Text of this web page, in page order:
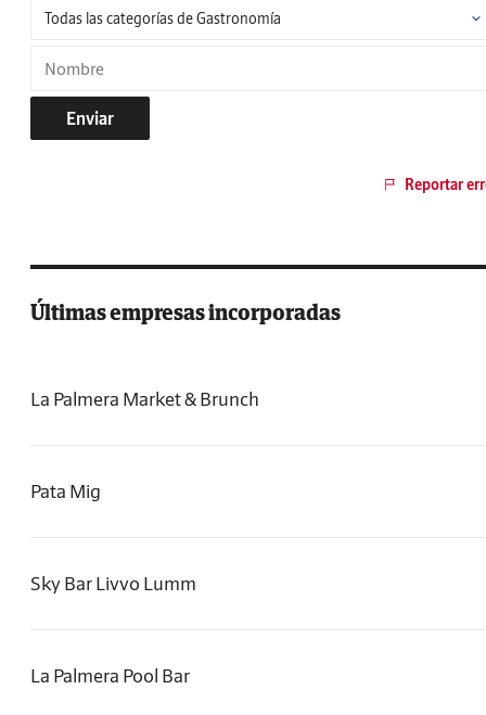
Enviar
Reportar
Últimas empresas incorporadas
La Palmera Market & Brunch
Pata Mig
Sky Bar Livvo Lumm
La Palmera Pool Bar